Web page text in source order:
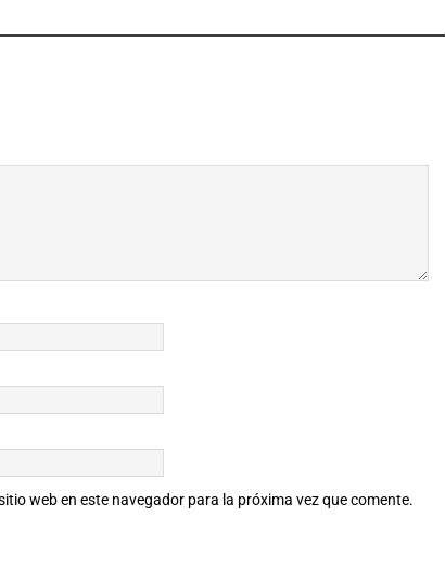
web en este navegador para la próxima vez que comente.